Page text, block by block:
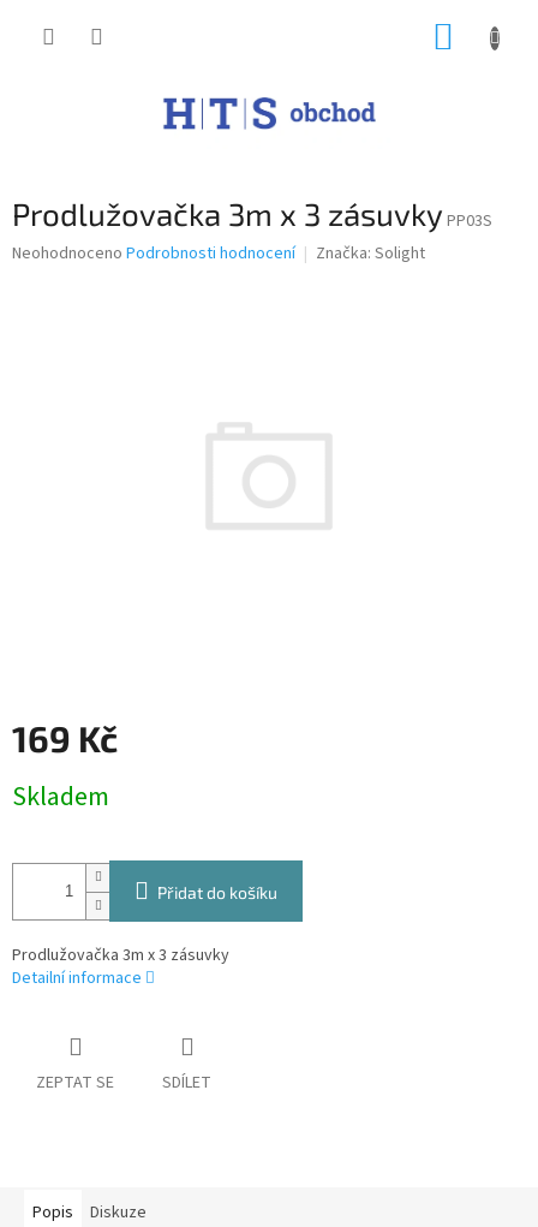
Prodlužovačka 3m x 3 zásuvky PP03S
Průměrné
Neohodnoceno Podrobnosti hodnocení Značka: Solight
169 Kč
cena:
Skladem
Přidat do košíku
Prodlužovačka 3m x 3 zásuvky
Detailní informace
ZEPTAT SE SDÍLET
Popis Diskuze